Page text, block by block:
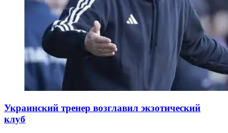
Украинский тренер возглавил экзотический
клуб